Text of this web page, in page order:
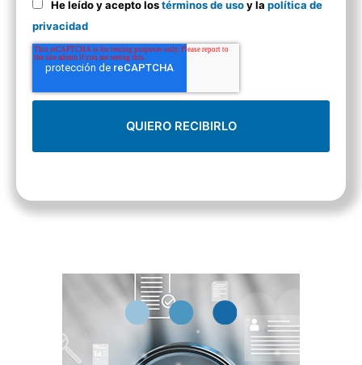
He leído y acepto lostérminos de usoy la política de
privacidad